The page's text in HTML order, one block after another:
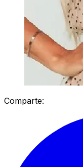
Comparte: